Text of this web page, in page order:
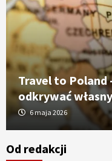
Travel to
odkrywać
6 maja 2026
Od redakcji